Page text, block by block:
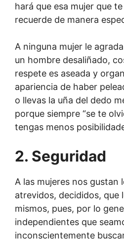
hará que esa mujer que
recuerde de manera
A ninguna mujer le
un hombre desaliñado,
respete es aseada y
apariencia de haber
o llevas la uña del dedo
porque siempre “se te
tengas menos
2. Seguridad
A las mujeres nos gustan
atrevidos, decididos, que
mismos, pues, por lo
independientes que
inconscientemente